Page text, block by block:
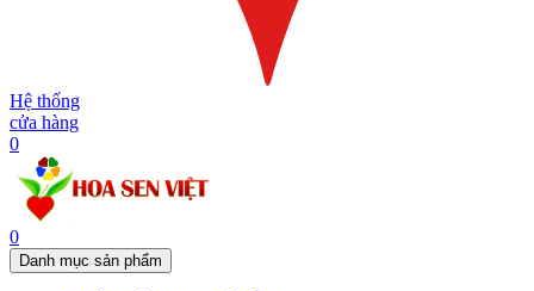
Hệ thống
cửa hàng
0
0
Danh mục sản phẩm